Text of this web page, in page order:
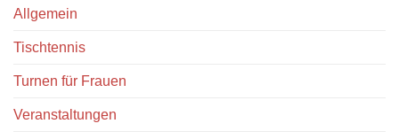
Allgemein
Tischtennis
Turnen für Frauen
Veranstaltungen